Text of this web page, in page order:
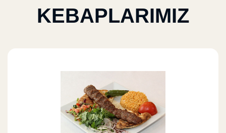
KEBAPLARIMIZ